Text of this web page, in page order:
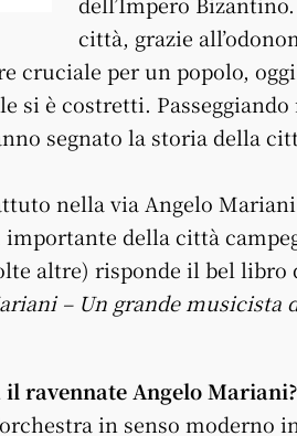
città, grazie
cruciale per un popolo,
si è costretti.
segnato la storia della
nella via Angelo
della città
altre) risponde il bel
– Un grande musicista
ravennate Angelo Mariani?
in senso moderno